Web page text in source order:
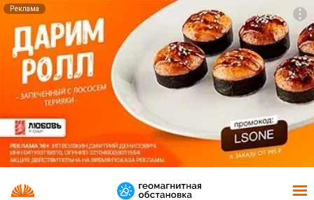
Реклама